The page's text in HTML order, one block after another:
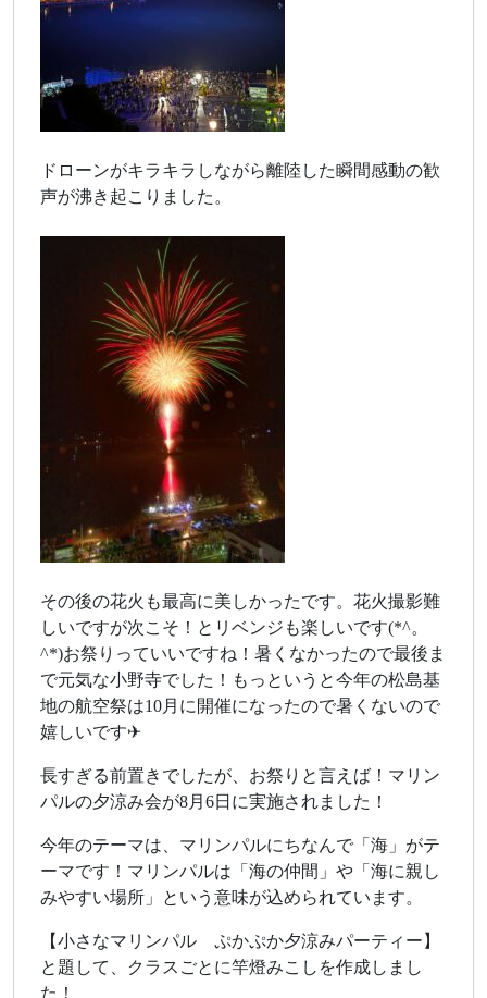
ドローンがキラキラしながら離陸した瞬間感動の歓
声が沸き起こりました。
その後の花火も最高に美しかったです。花火撮影難
しいですが次こそ！とリベンジも楽しいです(*^。
^*)お祭りっていいですね！暑くなかったので最後ま
で元気な小野寺でした！もっというと今年の松島基
地の航空祭は10月に開催になったので暑くないので
嬉しいです✈
長すぎる前置きでしたが、お祭りと言えば！マリン
パルの夕涼み会が8月6日に実施されました！
今年のテーマは、マリンパルにちなんで「海」がテ
ーマです！マリンパルは「海の仲間」や「海に親し
みやすい場所」という意味が込められています。
【小さなマリンパル ぷかぷか夕涼みパーティー】
と題して、クラスごとに竿燈みこしを作成しまし
た！